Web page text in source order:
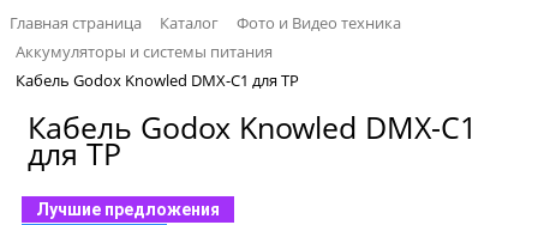
Главная страница Каталог
Фото и Видео техника
Аккумуляторы и системы питания
Кабель Godox Knowled DMX-C1 для TP
Кабель Godox Knowled DMX-C1
для TP
Лучшие предложения